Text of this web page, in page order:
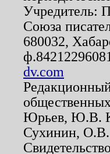
Учредитель:
Союза
680032,
dv.com
Юрьев, Ю.В.
Сухинин, О.В.